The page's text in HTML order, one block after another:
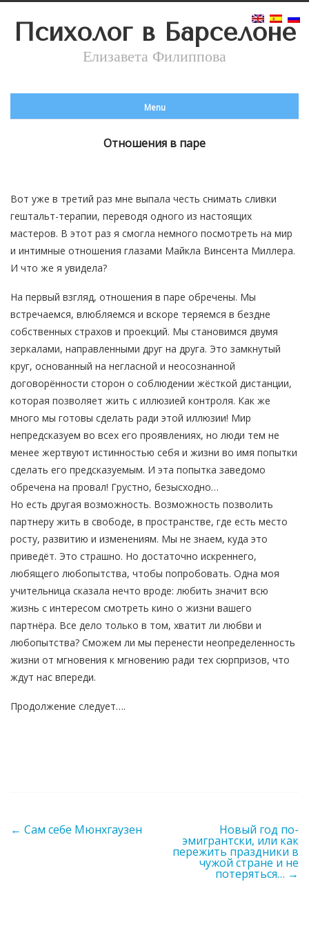
Психолог в Барселоне
Елизавета Филиппова
Menu
Отношения в паре
Вот уже в третий раз мне выпала честь снимать сливки
гештальт-терапии, переводя одного из настоящих
мастеров. В этот раз я смогла немного посмотреть на мир
и интимные отношения глазами Майкла Винсента Миллера.
И что же я увидела?
На первый взгляд, отношения в паре обречены. Мы
встречаемся, влюбляемся и вскоре теряемся в бездне
собственных страхов и проекций. Мы становимся двумя
зеркалами, направленными друг на друга. Это замкнутый
круг, основанный на негласной и неосознанной
договорённости сторон о соблюдении жёсткой дистанции,
которая позволяет жить с иллюзией контроля. Как же
много мы готовы сделать ради этой иллюзии! Мир
непредсказуем во всех его проявлениях, но люди тем не
менее жертвуют истинностью себя и жизни во имя попытки
сделать его предсказуемым. И эта попытка заведомо
обречена на провал! Грустно, безысходно…
Но есть другая возможность. Возможность позволить
партнеру жить в свободе, в пространстве, где есть место
росту, развитию и изменениям. Мы не знаем, куда это
приведёт. Это страшно. Но достаточно искреннего,
любящего любопытства, чтобы попробовать. Одна моя
учительница сказала нечто вроде: любить значит всю
жизнь с интересом смотреть кино о жизни вашего
партнёра. Все дело только в том, хватит ли любви и
любопытства? Сможем ли мы перенести неопределенность
жизни от мгновения к мгновению ради тех сюрпризов, что
ждут нас впереди.
Продолжение следует….
Post navigation
← Сам себе Мюнхгаузен Новый год по-
эмигрантски, или как
пережить праздники в
чужой стране и не
потеряться… →